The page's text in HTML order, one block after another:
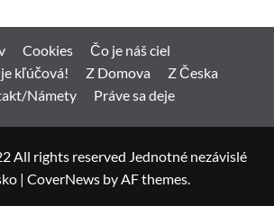
Cookies
Čo je náš ciel
kľúčová!
Z Domova
Z Česka
Námety
Práve sa deje
All rights reserved Jednotné nezávislé
| CoverNews by AF themes.